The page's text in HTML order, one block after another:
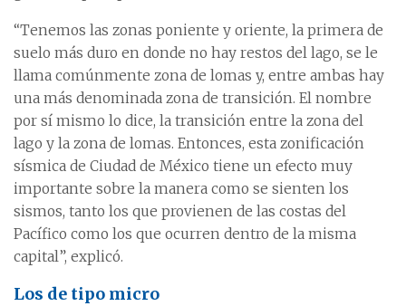
“Tenemos las zonas poniente y oriente, la primera de
suelo más duro en donde no hay restos del lago, se le
llama comúnmente zona de lomas y, entre ambas hay
una más denominada zona de transición. El nombre
por sí mismo lo dice, la transición entre la zona del
lago y la zona de lomas. Entonces, esta zonificación
sísmica de Ciudad de México tiene un efecto muy
importante sobre la manera como se sienten los
sismos, tanto los que provienen de las costas del
Pacífico como los que ocurren dentro de la misma
capital”, explicó.
Los de tipo micro